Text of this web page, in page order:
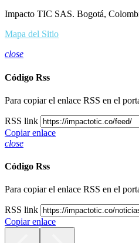
Impacto TIC SAS. Bogotá,
Mapa del Sitio
close
Código Rss
Para copiar el enlace RSS en el
RSS link
Copiar enlace
close
Código Rss
Para copiar el enlace RSS en el
RSS link
Copiar enlace